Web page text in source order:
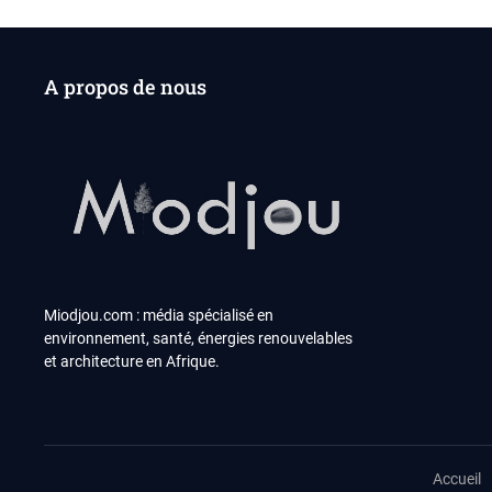
A propos de nous
Miodjou.com : média spécialisé en
environnement, santé, énergies renouvelables
et architecture en Afrique.
Accueil